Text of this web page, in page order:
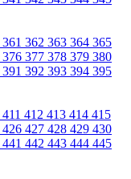
361 362 363 364 365
376 377 378 379 380
391 392 393 394 395
411 412 413 414 415
426 427 428 429 430
441 442 443 444 445